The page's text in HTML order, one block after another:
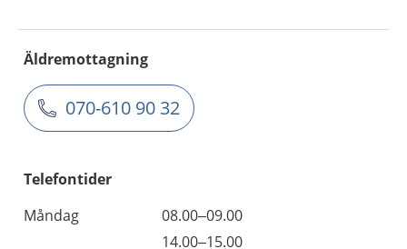
Äldremottagning
070-610 90 32
Telefontider
Måndag
08.00–09.00
14.00–15.00